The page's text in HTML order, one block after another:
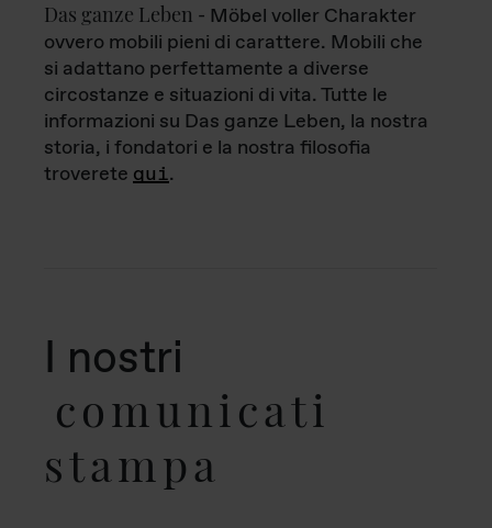
Das ganze Leben - Möbel voller Charakter
ovvero mobili pieni di carattere. Mobili che
si adattano perfettamente a diverse
circostanze e situazioni di vita. Tutte le
informazioni su Das ganze Leben, la nostra
storia, i fondatori e la nostra filosofia
troverete qui.
I nostri
comunicati
stampa